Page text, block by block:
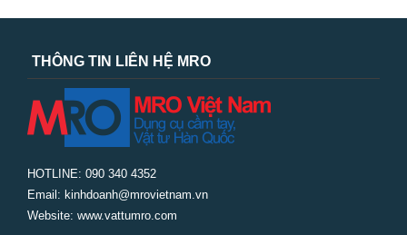
THÔNG TIN LIÊN HỆ MRO
HOTLINE: 090 340 4352
Email: kinhdoanh@mrovietnam.vn
Website: www.vattumro.com